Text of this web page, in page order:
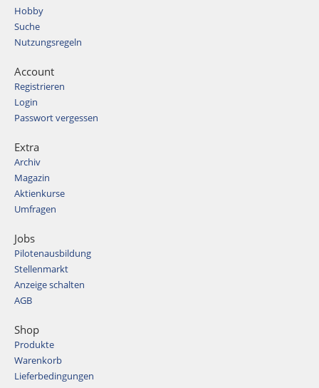
Hobby
Suche
Nutzungsregeln
Account
Registrieren
Login
Passwort vergessen
Extra
Archiv
Magazin
Aktienkurse
Umfragen
Jobs
Pilotenausbildung
Stellenmarkt
Anzeige schalten
AGB
Shop
Produkte
Warenkorb
Lieferbedingungen